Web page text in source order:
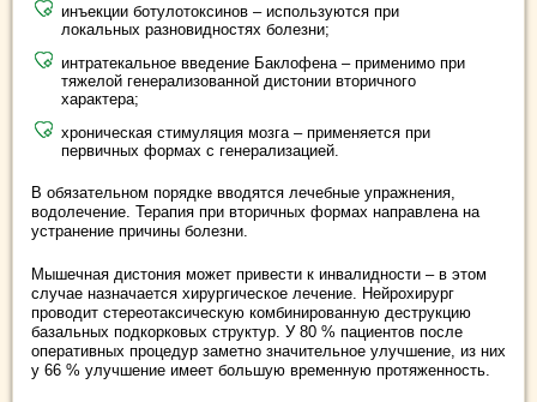
инъекции ботулотоксинов – используются при
локальных разновидностях болезни;
интратекальное введение Баклофена – применимо при
тяжелой генерализованной дистонии вторичного
характера;
хроническая стимуляция мозга – применяется при
первичных формах с генерализацией.
В обязательном порядке вводятся лечебные упражнения,
водолечение. Терапия при вторичных формах направлена на
устранение причины болезни.
Мышечная дистония может привести к инвалидности – в этом
случае назначается хирургическое лечение. Нейрохирург
проводит стереотаксическую комбинированную деструкцию
базальных подкорковых структур. У 80 % пациентов после
оперативных процедур заметно значительное улучшение, из них
у 66 % улучшение имеет большую временную протяженность.